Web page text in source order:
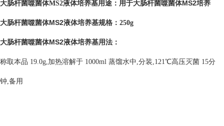
大肠杆菌噬菌体MS2液体培养基用途： 用于大肠杆菌噬菌体MS2培养
大肠杆菌噬菌体MS2液体培养基规格：250g
大肠杆菌噬菌体MS2液体培养基用法：
称取本品 19.0g,加热溶解于 1000ml 蒸馏水中,分装,121℃高压灭菌 15分
钟,备用